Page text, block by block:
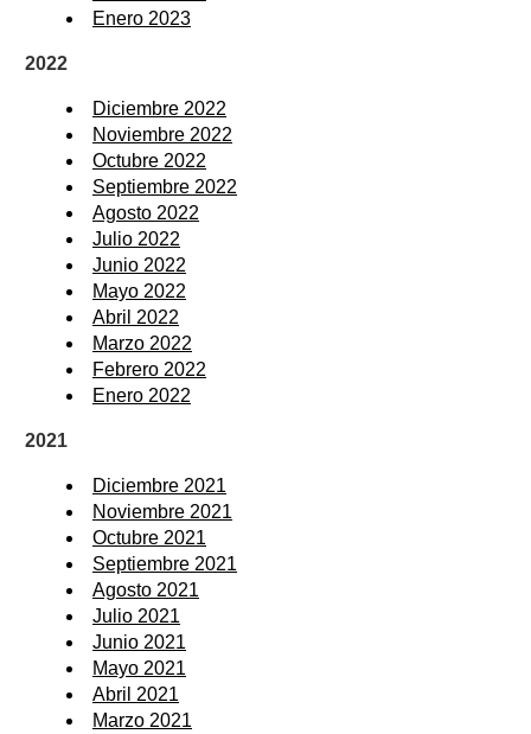
Enero 2023
2022
Diciembre 2022
Noviembre 2022
Octubre 2022
Septiembre 2022
Agosto 2022
Julio 2022
Junio 2022
Mayo 2022
Abril 2022
Marzo 2022
Febrero 2022
Enero 2022
2021
Diciembre 2021
Noviembre 2021
Octubre 2021
Septiembre 2021
Agosto 2021
Julio 2021
Junio 2021
Mayo 2021
Abril 2021
Marzo 2021